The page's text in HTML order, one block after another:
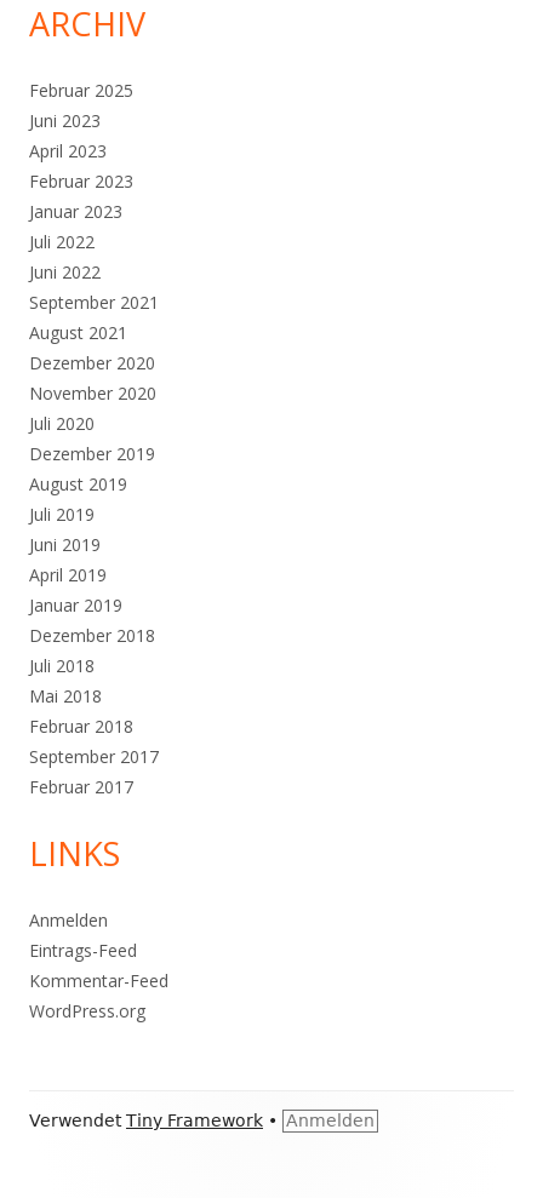
ARCHIV
Februar 2025
Juni 2023
April 2023
Februar 2023
Januar 2023
Juli 2022
Juni 2022
September 2021
August 2021
Dezember 2020
November 2020
Juli 2020
Dezember 2019
August 2019
Juli 2019
Juni 2019
April 2019
Januar 2019
Dezember 2018
Juli 2018
Mai 2018
Februar 2018
September 2017
Februar 2017
LINKS
Anmelden
Eintrags-Feed
Kommentar-Feed
WordPress.org
Footer
VerwendetTiny Framework • Anmelden